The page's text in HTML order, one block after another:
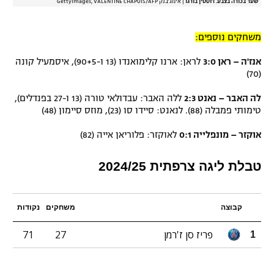
שער בכורה בצבע. ז'וסטין בורגו אימג'בנק GettyImages, VALENTINE CHAPUIS/AFP
משחקים נוספים:
אנז'ה – ראן 3:0
לראן: ארנו קלימואנדו (13 ו-90+5), איסמעיל קונה
(70)
לה האבר – נאנט 2:3
ללה האבר: עבדולאי טורה (13 ו-27 בפנדלים),
טימותי פמבלה (88). לנאנט: סיידו סו (23), מוזס סיימון (48)
אוקזר – מונפלייה 0:1 לאוקזר: פלוריאן אייה (82)
טבלת ליגה צרפתית 2024/25
קבוצה משחקים נקודות
1 פריז סן ז'רמן 27
71